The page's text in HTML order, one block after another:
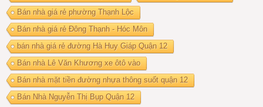
Bán nhà giá rẻ phường Thạnh Lộc
Bán nhà giá rẻ Đông Thạnh - Hóc Môn
bán nhà giá rẻ đường Hà Huy Giáp Quận 12
Bán nhà Lê Văn Khương xe ôtô vào
Bán nhà mặt tiền đường nhựa thông suốt quận 12
Bán Nhà Nguyễn Thị Bụp Quận 12